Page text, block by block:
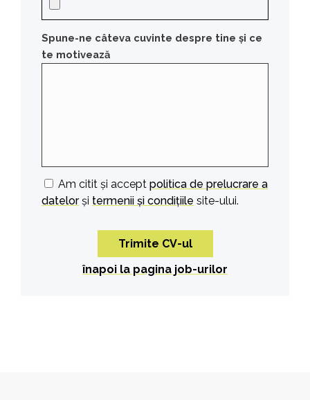
Spune-ne câteva cuvinte despre tine și ce
te motivează
Am citit și accept politica de prelucrare a
datelorși termenii și condițiile site-ului.
înapoi la pagina job-urilor